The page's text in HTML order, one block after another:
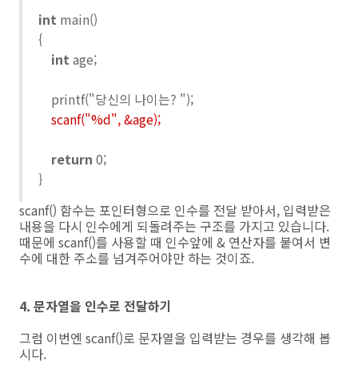
int main()
{
intage;
printf("당신의 나이는? ");
scanf("%d", &age);
return 0;
}
scanf() 함수는 포인터형으로 인수를 전달 받아서, 입력받은
내용을 다시 인수에게 되돌려주는 구조를 가지고 있습니다.
때문에 scanf()를 사용할 때 인수앞에 & 연산자를 붙여서 변
수에 대한 주소를 넘겨주어야만 하는 것이죠.
4. 문자열을 인수로 전달하기
그럼 이번엔 scanf()로 문자열을 입력받는 경우를 생각해 봅
시다.